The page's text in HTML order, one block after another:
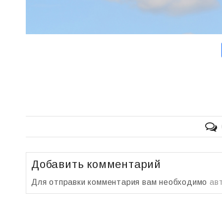
Добавить комментарий
Для отправки комментария вам необходимо